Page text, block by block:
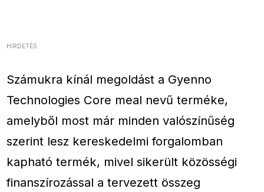
HIRDETÉS
Számukra kínál megoldást a Gyenno
Technologies Core meal nevű terméke,
amelyből most már minden valószínűség
szerint lesz kereskedelmi forgalomban
kapható termék, mivel sikerült közösségi
finanszírozással a tervezett összeg